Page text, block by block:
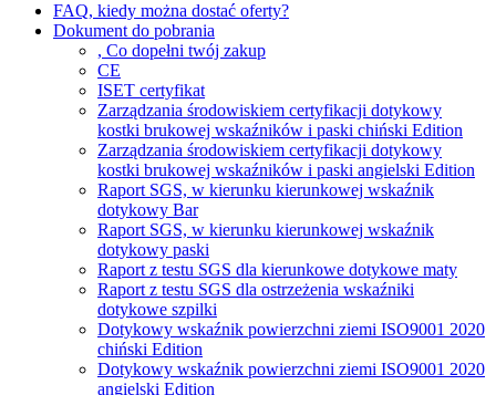
FAQ, kiedy można dostać oferty?
Dokument do pobrania
, Co dopełni twój zakup
CE
ISET certyfikat
Zarządzania środowiskiem certyfikacji dotykowy
kostki brukowej wskaźników i paski chiński Edition
Zarządzania środowiskiem certyfikacji dotykowy
kostki brukowej wskaźników i paski angielski Edition
Raport SGS, w kierunku kierunkowej wskaźnik
dotykowy Bar
Raport SGS, w kierunku kierunkowej wskaźnik
dotykowy paski
Raport z testu SGS dla kierunkowe dotykowe maty
Raport z testu SGS dla ostrzeżenia wskaźniki
dotykowe szpilki
Dotykowy wskaźnik powierzchni ziemi ISO9001 2020
chiński Edition
Dotykowy wskaźnik powierzchni ziemi ISO9001 2020
angielski Edition